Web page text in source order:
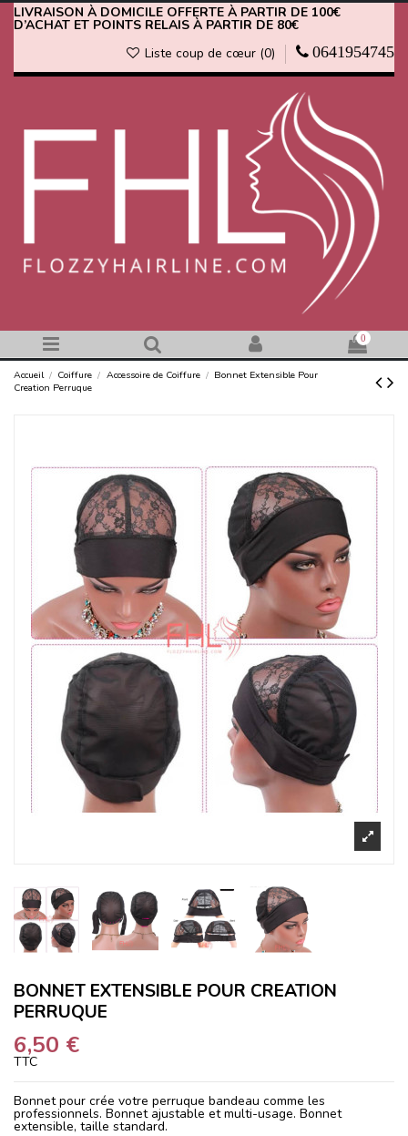
LIVRAISON À DOMICILE OFFERTE À PARTIR DE 100€
D’ACHAT ET POINTS RELAIS À PARTIR DE 80€
Liste coup de cœur (0) 0641954745
0
Accueil Coiffure Accessoire de Coiffure
Bonnet Extensible Pour
Creation Perruque
BONNET EXTENSIBLE POUR CREATION
PERRUQUE
6,50 €
TTC
Bonnet pour crée votre perruque bandeau comme les
professionnels. Bonnet ajustable et multi-usage. Bonnet
extensible, taille standard.